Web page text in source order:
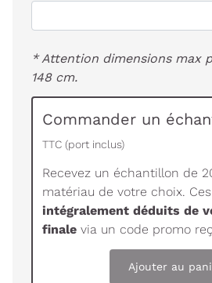
* Attention dimensions max
148 cm.
Commander un
TTC (port inclus)
Recevez un échantillon de
matériau de votre choix.
intégralement déduits de
finale via un code promo
Ajouter au